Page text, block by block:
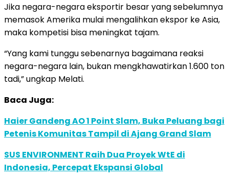
Jika negara-negara eksportir besar yang sebelumnya
memasok Amerika mulai mengalihkan ekspor ke Asia,
maka kompetisi bisa meningkat tajam.
“Yang kami tunggu sebenarnya bagaimana reaksi
negara-negara lain, bukan mengkhawatirkan 1.600 ton
tadi,” ungkap Melati.
Baca Juga:
Haier Gandeng AO 1 Point Slam, Buka Peluang bagi
Petenis Komunitas Tampil di Ajang Grand Slam
SUS ENVIRONMENT Raih Dua Proyek WtE di
Indonesia, Percepat Ekspansi Global